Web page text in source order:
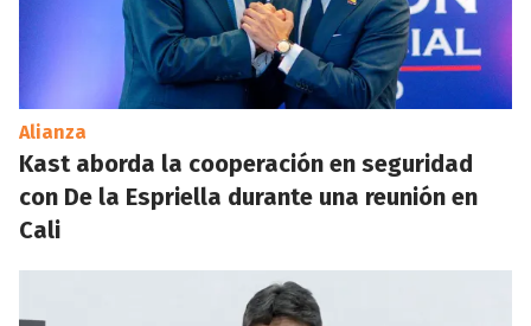
Alianza
Kast aborda la cooperación en seguridad
con De la Espriella durante una reunión en
Cali